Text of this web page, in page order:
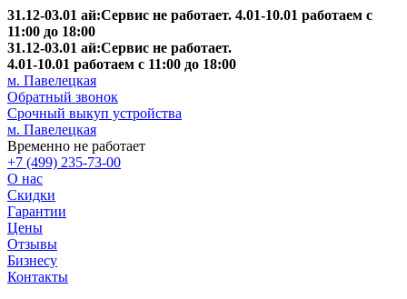
31.12-03.01 ай:Сервис не работает. 4.01-10.01 работаем с
11:00 до 18:00
31.12-03.01 ай:Сервис не работает.
4.01-10.01 работаем с 11:00 до 18:00
м. Павелецкая
Обратный звонок
Срочный выкуп устройства
м. Павелецкая
Временно не работает
+7 (499) 235-73-00
О нас
Скидки
Гарантии
Цены
Отзывы
Бизнесу
Контакты